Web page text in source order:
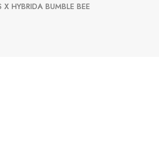
X HYBRIDA BUMBLE BEE